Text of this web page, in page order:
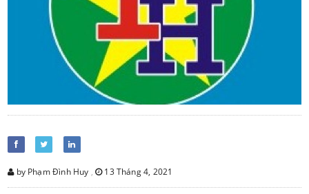
by Phạm Đình Huy , 13 Tháng 4, 2021